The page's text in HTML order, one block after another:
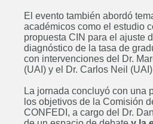
El evento también abordó
académicos como el estudio
propuesta CIN para el ajuste
diagnóstico de la tasa de
con intervenciones del Dr.
(UAI) y el Dr. Carlos Neil
La jornada concluyó con una
los objetivos de la Comisión
CONFEDI, a cargo del Dr.